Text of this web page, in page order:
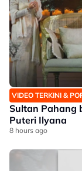
VIDEO TERKINI &
Sultan Pahang
Puteri Ilyana
8 hours ago